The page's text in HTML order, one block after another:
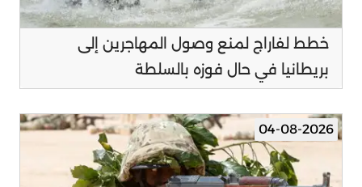
خطط لفاراج لمنع وصول المهاجرين إلى
بريطانيا في حال فوزه بالسلطة
04-08-2026